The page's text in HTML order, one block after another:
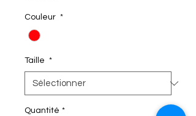
Couleur *
Taille *
Quantité *